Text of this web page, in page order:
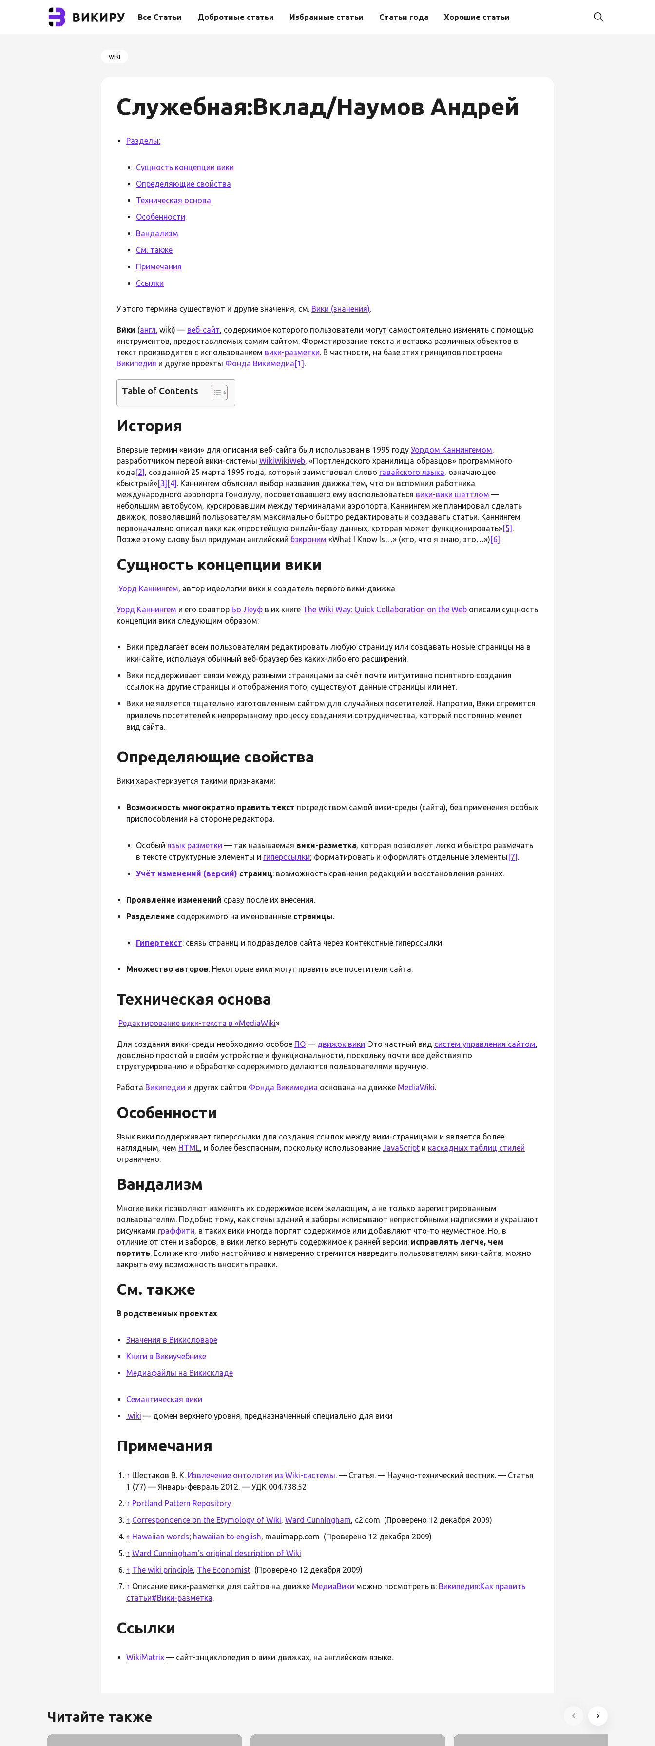
Все Статьи Добротные статьи Избранные статьи Статьи года Хорошие статьи
wiki
Служебная:Вклад/Наумов Андрей
Разделы:
Сущность концепции вики
Определяющие свойства
Техническая основа
Особенности
Вандализм
См. также
Примечания
Ссылки
У этого термина существуют и другие значения, см. Вики (значения).
Ви́ки (англ. wiki) — веб-сайт, содержимое которого пользователи могут самостоятельно изменять с помощью
инструментов, предоставляемых самим сайтом. Форматирование текста и вставка различных объектов в
текст производится с использованием вики-разметки. В частности, на базе этих принципов построена
Википедия и другие проекты Фонда Викимедиа [1] .
Table of Contents
История
Впервые термин «вики» для описания веб-сайта был использован в 1995 году Уордом Каннингемом,
разработчиком первой вики-системы WikiWikiWeb, «Портлендского хранилища образцов» программного
кода [2] , созданной 25 марта 1995 года, который заимствовал слово гавайского языка, означающее
«быстрый»[3] [4] . Каннингем объяснил выбор названия движка тем, что он вспомнил работника
международного аэропорта Гонолулу, посоветовавшего ему воспользоваться вики-вики шаттлом —
небольшим автобусом, курсировавшим между терминалами аэропорта. Каннингем же планировал сделать
движок, позволявший пользователям максимально быстро редактировать и создавать статьи. Каннингем
первоначально описал вики как «простейшую онлайн-базу данных, которая может функционировать»[5] .
Позже этому слову был придуман английский бэкроним «What I Know Is…» («то, что я знаю, это…») [6] .
Сущность концепции вики
Уорд Каннингем, автор идеологии вики и создатель первого вики-движка
Уорд Каннингем и его соавтор Бо Леуф в их книге The Wiki Way: Quick Collaboration on the Web описали сущность
концепции вики следующим образом:
Вики предлагает всем пользователям редактировать любую страницу или создавать новые страницы на в
ики-сайте, используя обычный веб-браузер без каких-либо его расширений.
Вики поддерживает связи между разными страницами за счёт почти интуитивно понятного создания
ссылок на другие страницы и отображения того, существуют данные страницы или нет.
Вики не является тщательно изготовленным сайтом для случайных посетителей. Напротив, Вики стремится
привлечь посетителей к непрерывному процессу создания и сотрудничества, который постоянно меняет
вид сайта.
Определяющие свойства
Вики характеризуется такими признаками:
Возможность многократно править текст посредством самой вики-среды (сайта), без применения особых
приспособлений на стороне редактора.
Особый язык разметки — так называемая вики-разметка, которая позволяет легко и быстро размечать
в тексте структурные элементы и гиперссылки; форматировать и оформлять отдельные элементы [7] .
Учёт изменений (версий) страниц: возможность сравнения редакций и восстановления ранних.
Проявление изменений сразу после их внесения.
Разделение содержимого на именованные страницы.
Гипертекст: связь страниц и подразделов сайта через контекстные гиперссылки.
Множество авторов. Некоторые вики могут править все посетители сайта.
Техническая основа
Редактирование вики-текста в «MediaWiki»
Для создания вики-среды необходимо особое ПО — движок вики. Это частный вид систем управления сайтом,
довольно простой в своём устройстве и функциональности, поскольку почти все действия по
структурированию и обработке содержимого делаются пользователями вручную.
Работа Википедии и других сайтов Фонда Викимедиа основана на движке MediaWiki.
Особенности
Язык вики поддерживает гиперссылки для создания ссылок между вики-страницами и является более
наглядным, чем HTML, и более безопасным, поскольку использование JavaScript и каскадных таблиц стилей
ограничено.
Вандализм
Многие вики позволяют изменять их содержимое всем желающим, а не только зарегистрированным
пользователям. Подобно тому, как стены зданий и заборы исписывают непристойными надписями и украшают
рисунками граффити, в таких вики иногда портят содержимое или добавляют что-то неуместное. Но, в
отличие от стен и заборов, в вики легко вернуть содержимое к ранней версии: исправлять легче, чем
портить. Если же кто-либо настойчиво и намеренно стремится навредить пользователям вики-сайта, можно
закрыть ему возможность вносить правки.
См. также
В родственных проектах
Значения в Викисловаре
Книги в Викиучебнике
Медиафайлы на Викискладе
Семантическая вики
.wiki — домен верхнего уровня, предназначенный специально для вики
Примечания
↑ Шестаков В. К. Извлечение онтологии из Wiki-системы. — Статья. — Научно-технический вестник. — Статья
1 (77) — Январь-февраль 2012. — УДК 004.738.52
↑ Portland Pattern Repository
↑ Correspondence on the Etymology of Wiki, Ward Cunningham, c2.com (Проверено 12 декабря 2009)
↑ Hawaiian words; hawaiian to english, mauimapp.com (Проверено 12 декабря 2009)
↑ Ward Cunningham’s original description of Wiki
↑ The wiki principle, The Economist (Проверено 12 декабря 2009)
↑ Описание вики-разметки для сайтов на движке МедиаВики можно посмотреть в: Википедия:Как править
статьи#Вики-разметка.
Ссылки
WikiMatrix — сайт-энциклопедия о вики движках, на английском языке.
Читайте также